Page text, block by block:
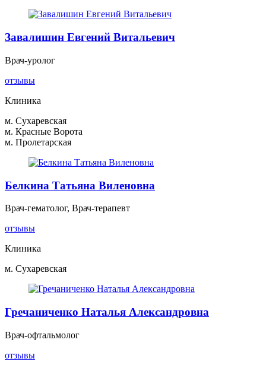
Завалишин Евгений Витальевич
Врач-уролог
отзывы
Клиника
м. Сухаревская
м. Красные Ворота
м. Пролетарская
Белкина Татьяна Виленовна
Врач-гематолог, Врач-терапевт
отзывы
Клиника
м. Сухаревская
Гречаниченко Наталья Александровна
Врач-офтальмолог
отзывы